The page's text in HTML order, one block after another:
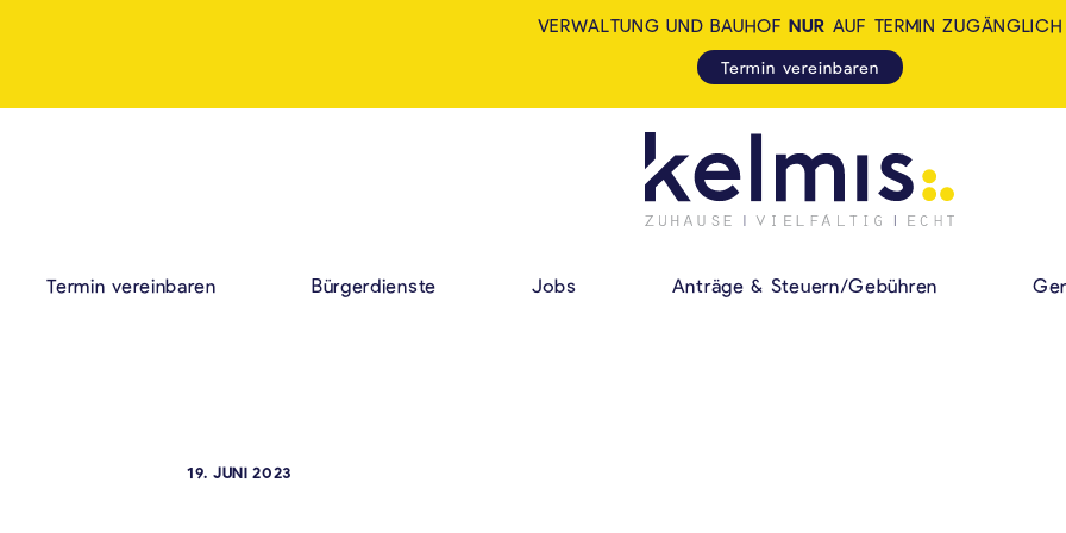
KELMIS - LA
HAUPMENÜ
Termin vereinbaren Bürgerdienste Jobs Anträge & Steuern/Gebühren
VERWALTUNG UND BAUHOF NUR AUF TERMIN ZUGÄNGLICH
Termin vereinbaren
19. JUNI 2023